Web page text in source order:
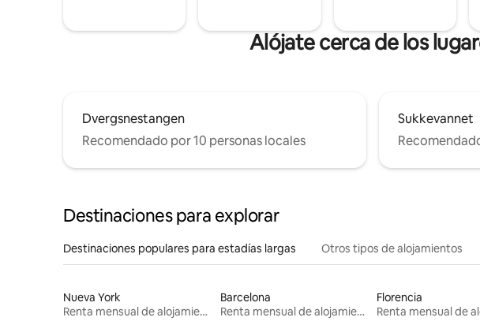
Alójate cerca de los
Dvergsnestangen
Recomendado por 10 personas locales
Sukkevannet
Destinaciones para explorar
Destinaciones populares para estadías largas Otros tipos de alojamientos
Nueva York
Renta mensual de alojamientos
Barcelona
Renta mensual de alojamientos
Florencia